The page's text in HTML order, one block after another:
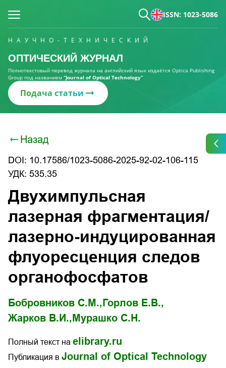
ISSN: 1023-5086
НАУЧНО-ТЕХНИЧЕСКИЙ
ОПТИЧЕСКИЙ ЖУРНАЛ
Полнотекстовый перевод журнала на английский язык издаётся Optica Publishing
Group под названием “Journal of Optical Technology“
Подача статьи
Назад
DOI: 10.17586/1023-5086-2025-92-02-106-115
УДК: 535.35
Двухимпульсная
лазерная фрагментация/
лазерно-индуцированная
флуоресценция следов
органофосфатов
Бобровников С.М., Горлов Е.В.,
Жарков В.И., Мурашко С.Н.
Полный текст на elibrary.ru
Публикация в Journal of Optical Technology